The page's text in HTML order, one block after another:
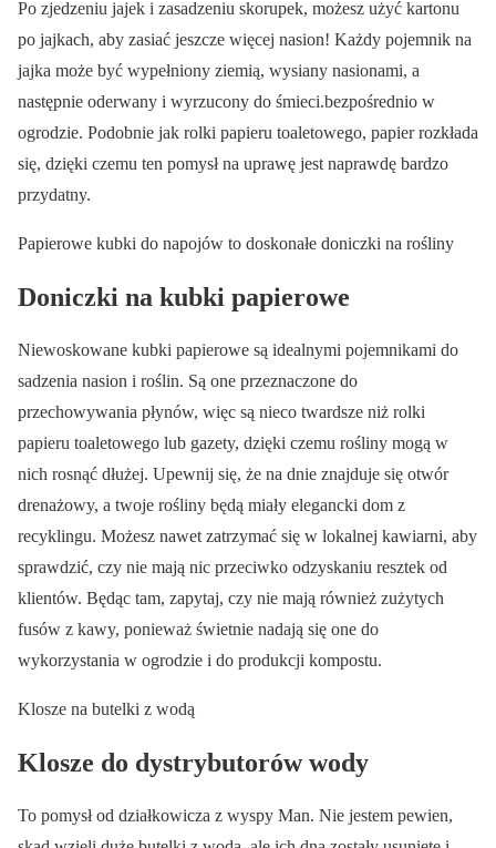
Po zjedzeniu jajek i zasadzeniu skorupek, możesz użyć kartonu
po jajkach, aby zasiać jeszcze więcej nasion! Każdy pojemnik na
jajka może być wypełniony ziemią, wysiany nasionami, a
następnie oderwany i wyrzucony do śmieci.bezpośrednio w
ogrodzie. Podobnie jak rolki papieru toaletowego, papier rozkłada
się, dzięki czemu ten pomysł na uprawę jest naprawdę bardzo
przydatny.
Papierowe kubki do napojów to doskonałe doniczki na rośliny
Doniczki na kubki papierowe
Niewoskowane kubki papierowe są idealnymi pojemnikami do
sadzenia nasion i roślin. Są one przeznaczone do
przechowywania płynów, więc są nieco twardsze niż rolki
papieru toaletowego lub gazety, dzięki czemu rośliny mogą w
nich rosnąć dłużej. Upewnij się, że na dnie znajduje się otwór
drenażowy, a twoje rośliny będą miały elegancki dom z
recyklingu. Możesz nawet zatrzymać się w lokalnej kawiarni, aby
sprawdzić, czy nie mają nic przeciwko odzyskaniu resztek od
klientów. Będąc tam, zapytaj, czy nie mają również zużytych
fusów z kawy, ponieważ świetnie nadają się one do
wykorzystania w ogrodzie i do produkcji kompostu.
Klosze na butelki z wodą
Klosze do dystrybutorów wody
To pomysł od działkowicza z wyspy Man. Nie jestem pewien,